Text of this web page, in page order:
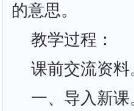
的意思。
教学过程：
课前交流资料
一、导入新课